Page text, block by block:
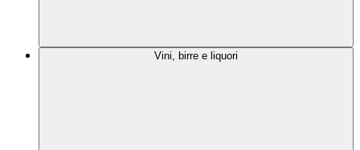
Vini, birre e liquori